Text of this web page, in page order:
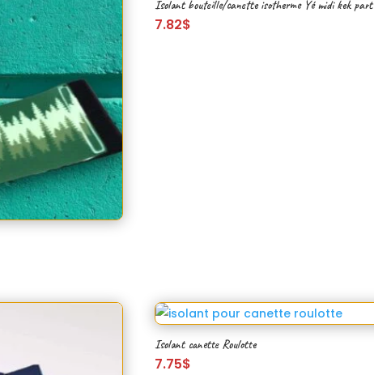
Isolant bouteille/canette isotherme Yé midi kek part
7.82$
Isolant canette Roulotte
7.75$